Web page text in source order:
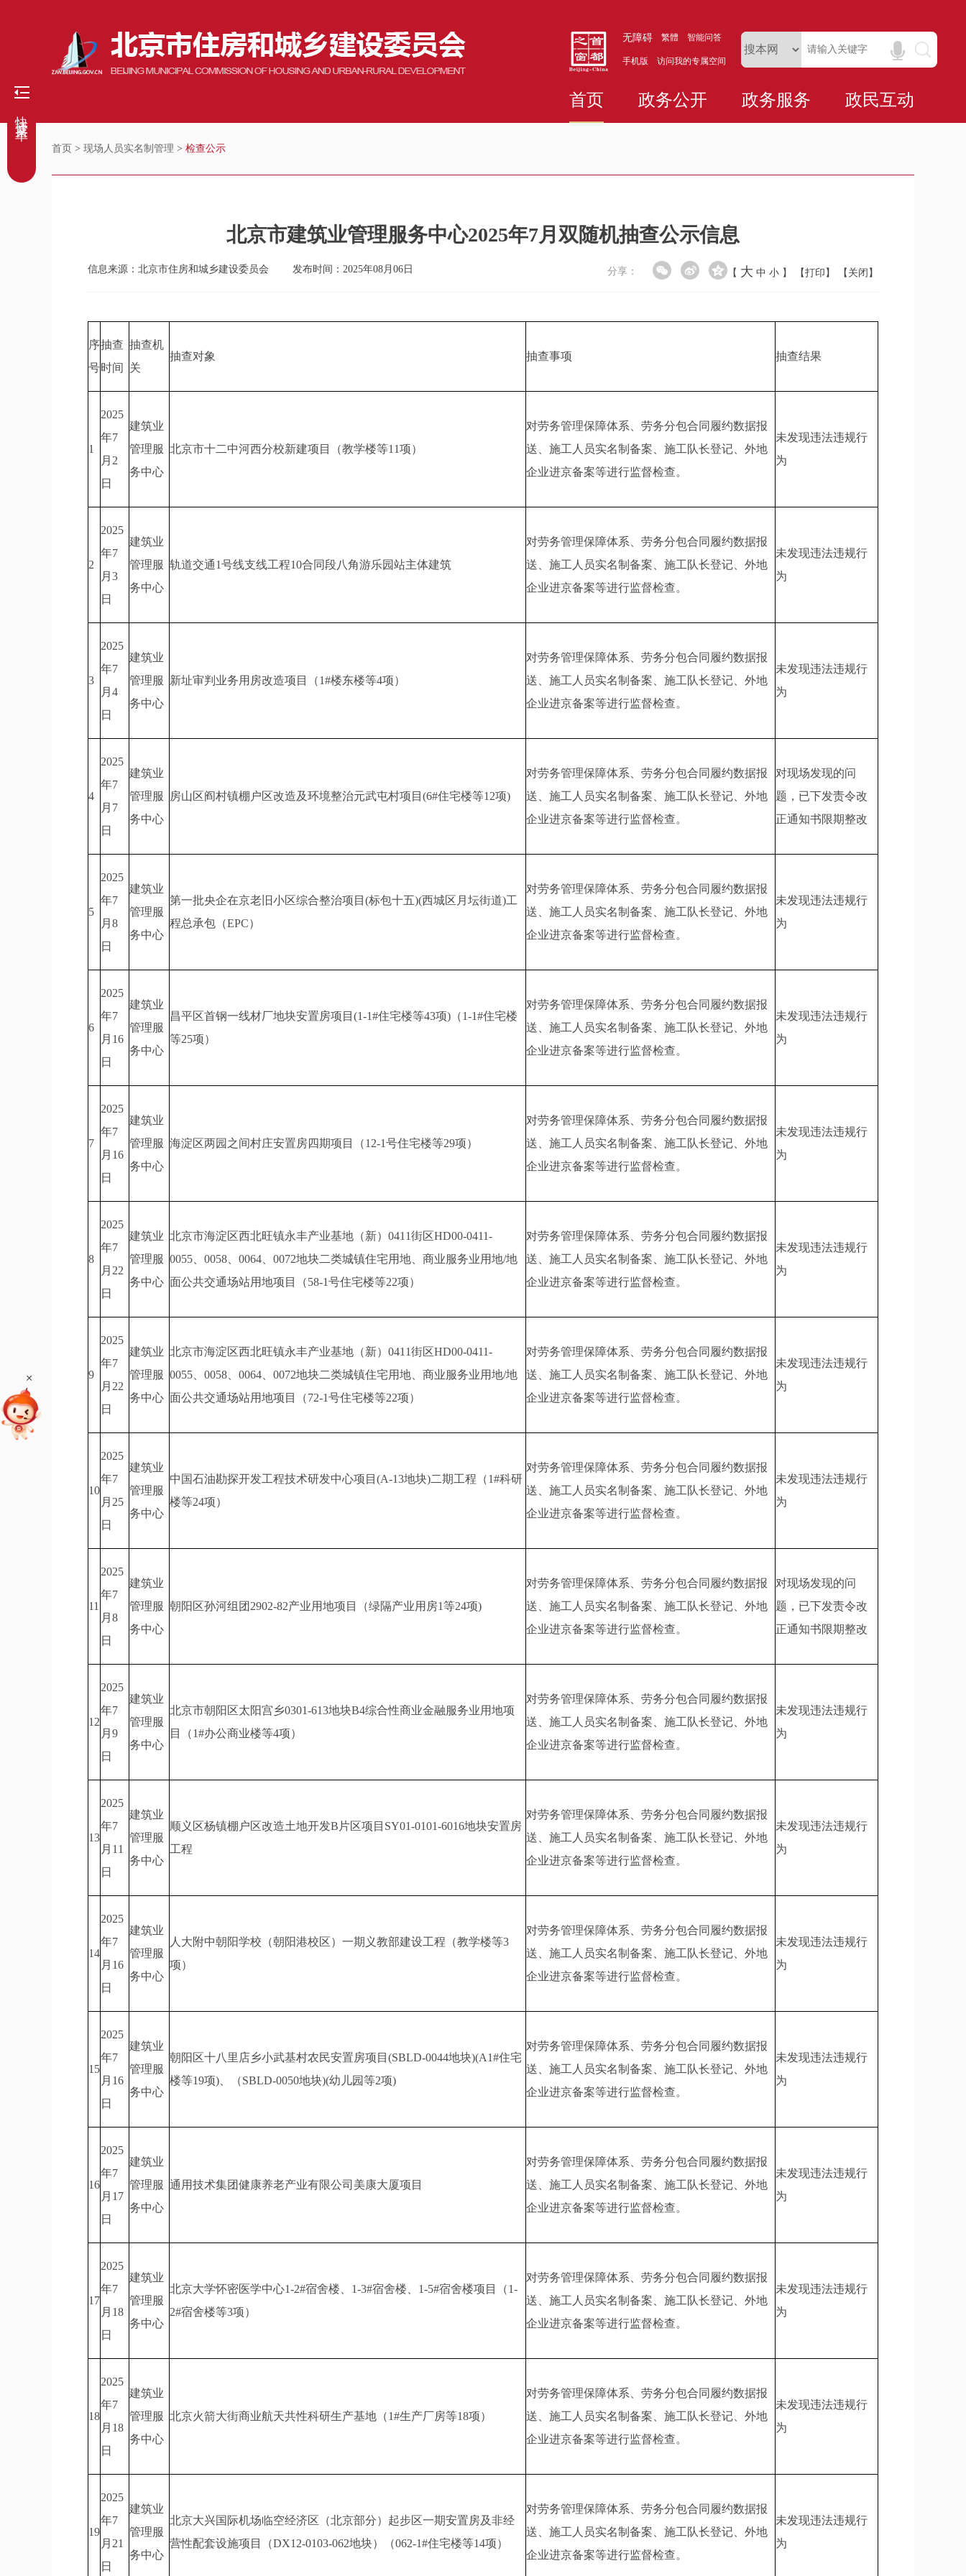
无障碍 繁體 智能问答
手机版 访问我的专属空间
首页 政务公开 政务服务 政民互动
首页 > 现场人员实名制管理 > 检查公示
北京市建筑业管理服务中心2025年7月双随机抽查公示信息
信息来源：北京市住房和城乡建设委员会 发布时间：2025年08月06日 分享： 【 大 中 小 】 【打印】 【关闭】
序
号
抽查
时间
抽查机
关
抽查对象 抽查事项 抽查结果
1
2025
年7
月2
日
建筑业
管理服
务中心
北京市十二中河西分校新建项目（教学楼等11项）
对劳务管理保障体系、劳务分包合同履约数据报
送、施工人员实名制备案、施工队长登记、外地
企业进京备案等进行监督检查。
未发现违法违规行
为
2
2025
年7
月3
日
建筑业
管理服
务中心
轨道交通1号线支线工程10合同段八角游乐园站主体建筑
对劳务管理保障体系、劳务分包合同履约数据报
送、施工人员实名制备案、施工队长登记、外地
企业进京备案等进行监督检查。
未发现违法违规行
为
3
2025
年7
月4
日
建筑业
管理服
务中心
新址审判业务用房改造项目（1#楼东楼等4项）
对劳务管理保障体系、劳务分包合同履约数据报
送、施工人员实名制备案、施工队长登记、外地
企业进京备案等进行监督检查。
未发现违法违规行
为
4
2025
年7
月7
日
建筑业
管理服
务中心
房山区阎村镇棚户区改造及环境整治元武屯村项目(6#住宅楼等12项)
对劳务管理保障体系、劳务分包合同履约数据报
送、施工人员实名制备案、施工队长登记、外地
企业进京备案等进行监督检查。
对现场发现的问
题，已下发责令改
正通知书限期整改
5
2025
年7
月8
日
建筑业
管理服
务中心
第一批央企在京老旧小区综合整治项目(标包十五)(西城区月坛街道)工
程总承包（EPC）
对劳务管理保障体系、劳务分包合同履约数据报
送、施工人员实名制备案、施工队长登记、外地
企业进京备案等进行监督检查。
未发现违法违规行
为
6
2025
年7
月16
日
建筑业
管理服
务中心
昌平区首钢一线材厂地块安置房项目(1-1#住宅楼等43项)（1-1#住宅楼
等25项）
对劳务管理保障体系、劳务分包合同履约数据报
送、施工人员实名制备案、施工队长登记、外地
企业进京备案等进行监督检查。
未发现违法违规行
为
7
2025
年7
月16
日
建筑业
管理服
务中心
海淀区两园之间村庄安置房四期项目（12-1号住宅楼等29项）
对劳务管理保障体系、劳务分包合同履约数据报
送、施工人员实名制备案、施工队长登记、外地
企业进京备案等进行监督检查。
未发现违法违规行
为
8
2025
年7
月22
日
建筑业
管理服
务中心
北京市海淀区西北旺镇永丰产业基地（新）0411街区HD00-0411-
0055、0058、0064、0072地块二类城镇住宅用地、商业服务业用地/地
面公共交通场站用地项目（58-1号住宅楼等22项）
对劳务管理保障体系、劳务分包合同履约数据报
送、施工人员实名制备案、施工队长登记、外地
企业进京备案等进行监督检查。
未发现违法违规行
为
9
2025
年7
月22
日
建筑业
管理服
务中心
北京市海淀区西北旺镇永丰产业基地（新）0411街区HD00-0411-
0055、0058、0064、0072地块二类城镇住宅用地、商业服务业用地/地
面公共交通场站用地项目（72-1号住宅楼等22项）
对劳务管理保障体系、劳务分包合同履约数据报
送、施工人员实名制备案、施工队长登记、外地
企业进京备案等进行监督检查。
未发现违法违规行
为
10
2025
年7
月25
日
建筑业
管理服
务中心
中国石油勘探开发工程技术研发中心项目(A-13地块)二期工程（1#科研
楼等24项）
对劳务管理保障体系、劳务分包合同履约数据报
送、施工人员实名制备案、施工队长登记、外地
企业进京备案等进行监督检查。
未发现违法违规行
为
11
2025
年7
月8
日
建筑业
管理服
务中心
朝阳区孙河组团2902-82产业用地项目（绿隔产业用房1等24项)
对劳务管理保障体系、劳务分包合同履约数据报
送、施工人员实名制备案、施工队长登记、外地
企业进京备案等进行监督检查。
对现场发现的问
题，已下发责令改
正通知书限期整改
12
2025
年7
月9
日
建筑业
管理服
务中心
北京市朝阳区太阳宫乡0301-613地块B4综合性商业金融服务业用地项
目（1#办公商业楼等4项）
对劳务管理保障体系、劳务分包合同履约数据报
送、施工人员实名制备案、施工队长登记、外地
企业进京备案等进行监督检查。
未发现违法违规行
为
13
2025
年7
月11
日
建筑业
管理服
务中心
顺义区杨镇棚户区改造土地开发B片区项目SY01-0101-6016地块安置房
工程
对劳务管理保障体系、劳务分包合同履约数据报
送、施工人员实名制备案、施工队长登记、外地
企业进京备案等进行监督检查。
未发现违法违规行
为
14
2025
年7
月16
日
建筑业
管理服
务中心
人大附中朝阳学校（朝阳港校区）一期义教部建设工程（教学楼等3
项）
对劳务管理保障体系、劳务分包合同履约数据报
送、施工人员实名制备案、施工队长登记、外地
企业进京备案等进行监督检查。
未发现违法违规行
为
15
2025
年7
月16
日
建筑业
管理服
务中心
朝阳区十八里店乡小武基村农民安置房项目(SBLD-0044地块)(A1#住宅
楼等19项)、（SBLD-0050地块)(幼儿园等2项)
对劳务管理保障体系、劳务分包合同履约数据报
送、施工人员实名制备案、施工队长登记、外地
企业进京备案等进行监督检查。
未发现违法违规行
为
16
2025
年7
月17
日
建筑业
管理服
务中心
通用技术集团健康养老产业有限公司美康大厦项目
对劳务管理保障体系、劳务分包合同履约数据报
送、施工人员实名制备案、施工队长登记、外地
企业进京备案等进行监督检查。
未发现违法违规行
为
17
2025
年7
月18
日
建筑业
管理服
务中心
北京大学怀密医学中心1-2#宿舍楼、1-3#宿舍楼、1-5#宿舍楼项目（1-
2#宿舍楼等3项）
对劳务管理保障体系、劳务分包合同履约数据报
送、施工人员实名制备案、施工队长登记、外地
企业进京备案等进行监督检查。
未发现违法违规行
为
18
2025
年7
月18
日
建筑业
管理服
务中心
北京火箭大街商业航天共性科研生产基地（1#生产厂房等18项）
对劳务管理保障体系、劳务分包合同履约数据报
送、施工人员实名制备案、施工队长登记、外地
企业进京备案等进行监督检查。
未发现违法违规行
为
19
2025
年7
月21
日
建筑业
管理服
务中心
北京大兴国际机场临空经济区（北京部分）起步区一期安置房及非经
营性配套设施项目（DX12-0103-062地块）（062-1#住宅楼等14项）
对劳务管理保障体系、劳务分包合同履约数据报
送、施工人员实名制备案、施工队长登记、外地
企业进京备案等进行监督检查。
未发现违法违规行
为
+
快捷菜单